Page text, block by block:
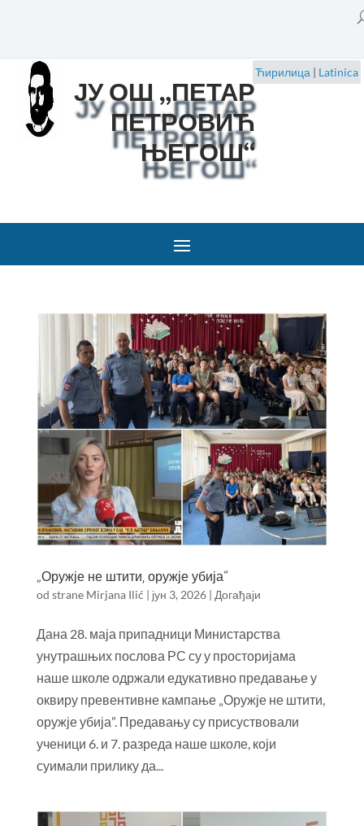
Ћирилица | Latinica
ЈУ ОШ „ПЕТАР
ПЕТРОВИЋ
ЊЕГОШ“
„Оружје не штити, оружје убија“
od strane Mirjana Ilić | јун 3, 2026| Догађаји
Дана 28. маја припадници Министарства
унутрашњих послова РС су у просторијама
наше школе одржали едукативно предавање у
оквиру превентивне кампање „Оружје не штити,
оружје убија”. Предавању су присуствовали
ученици 6. и 7. разреда наше школе, који
суимали прилику да...